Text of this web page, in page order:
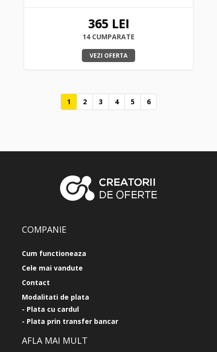
365 LEI
14 CUMPARATE
VEZI OFERTA
1 2 3 4 5 6
COMPANIE
Cum functioneaza
Cele mai vandute
Contact
Modalitati de plata
- Plata cu cardul
- Plata prin transfer bancar
AFLA MAI MULT